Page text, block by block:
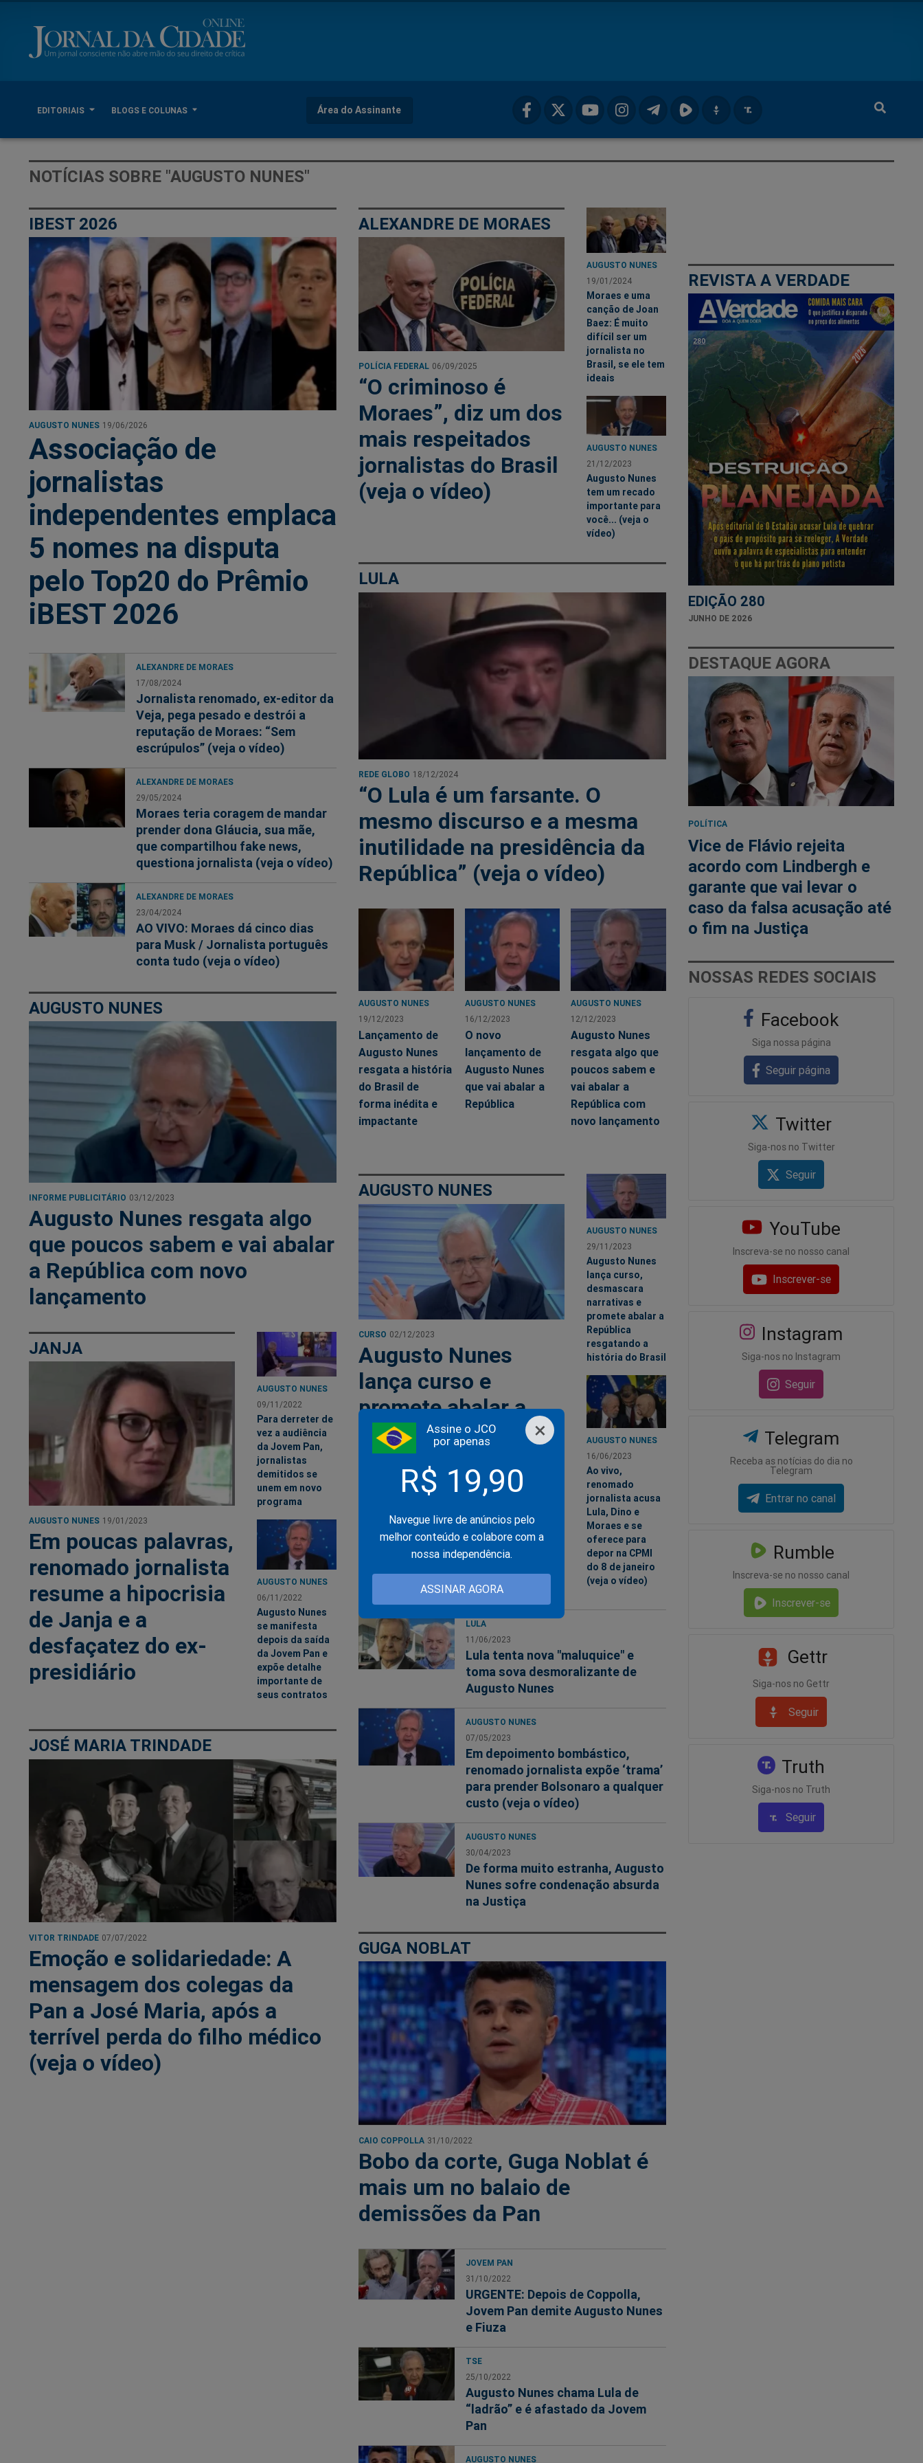
EDITORIAIS BLOGS E COLUNAS Área do Assinante
×
Assine o JCO
por apenas
R$ 19,90
Navegue livre de anúncios pelo
melhor conteúdo e colabore com a
nossa independência.
ASSINAR AGORA
NOTÍCIAS SOBRE "AUGUSTO NUNES"
IBEST 2026
AUGUSTO NUNES 19/06/2026
Associação de
jornalistas
independentes emplaca
5 nomes na disputa
pelo Top20 do Prêmio
iBEST 2026
ALEXANDRE DE MORAES
17/08/2024
Jornalista renomado, ex-editor da
Veja, pega pesado e destrói a
reputação de Moraes: “Sem
escrúpulos” (veja o vídeo)
ALEXANDRE DE MORAES
29/05/2024
Moraes teria coragem de mandar
prender dona Gláucia, sua mãe,
que compartilhou fake news,
questiona jornalista (veja o vídeo)
ALEXANDRE DE MORAES
23/04/2024
AO VIVO: Moraes dá cinco dias
para Musk / Jornalista português
conta tudo (veja o vídeo)
AUGUSTO NUNES
INFORME PUBLICITÁRIO 03/12/2023
Augusto Nunes resgata algo
que poucos sabem e vai abalar
a República com novo
lançamento
JANJA
AUGUSTO NUNES 19/01/2023
Em poucas palavras,
renomado jornalista
resume a hipocrisia
de Janja e a
desfaçatez do ex-
presidiário
AUGUSTO NUNES
09/11/2022
Para derreter de
vez a audiência
da Jovem Pan,
jornalistas
demitidos se
unem em novo
programa
AUGUSTO NUNES
06/11/2022
Augusto Nunes
se manifesta
depois da saída
da Jovem Pan e
expõe detalhe
importante de
seus contratos
JOSÉ MARIA TRINDADE
VITOR TRINDADE 07/07/2022
Emoção e solidariedade: A
mensagem dos colegas da
Pan a José Maria, após a
terrível perda do filho médico
(veja o vídeo)
ALEXANDRE DE MORAES
POLÍCIA FEDERAL 06/09/2025
“O criminoso é
Moraes”, diz um dos
mais respeitados
jornalistas do Brasil
(veja o vídeo)
AUGUSTO NUNES
19/01/2024
Moraes e uma
canção de Joan
Baez: É muito
difícil ser um
jornalista no
Brasil, se ele tem
ideais
AUGUSTO NUNES
21/12/2023
Augusto Nunes
tem um recado
importante para
você... (veja o
vídeo)
LULA
REDE GLOBO 18/12/2024
“O Lula é um farsante. O
mesmo discurso e a mesma
inutilidade na presidência da
República” (veja o vídeo)
AUGUSTO NUNES
19/12/2023
Lançamento de
Augusto Nunes
resgata a história
do Brasil de
forma inédita e
impactante
AUGUSTO NUNES
16/12/2023
O novo
lançamento de
Augusto Nunes
que vai abalar a
República
AUGUSTO NUNES
12/12/2023
Augusto Nunes
resgata algo que
poucos sabem e
vai abalar a
República com
novo lançamento
AUGUSTO NUNES
CURSO 02/12/2023
Augusto Nunes
lança curso e
promete abalar a
República
resgatando a
história do Brasil
AUGUSTO NUNES
29/11/2023
Augusto Nunes
lança curso,
desmascara
narrativas e
promete abalar a
República
resgatando a
história do Brasil
AUGUSTO NUNES
16/06/2023
Ao vivo,
renomado
jornalista acusa
Lula, Dino e
Moraes e se
oferece para
depor na CPMI
do 8 de janeiro
(veja o vídeo)
LULA
11/06/2023
Lula tenta nova "maluquice" e
toma sova desmoralizante de
Augusto Nunes
AUGUSTO NUNES
07/05/2023
Em depoimento bombástico,
renomado jornalista expõe ‘trama’
para prender Bolsonaro a qualquer
custo (veja o vídeo)
AUGUSTO NUNES
30/04/2023
De forma muito estranha, Augusto
Nunes sofre condenação absurda
na Justiça
GUGA NOBLAT
CAIO COPPOLLA 31/10/2022
Bobo da corte, Guga Noblat é
mais um no balaio de
demissões da Pan
JOVEM PAN
31/10/2022
URGENTE: Depois de Coppolla,
Jovem Pan demite Augusto Nunes
e Fiuza
TSE
25/10/2022
Augusto Nunes chama Lula de
“ladrão” e é afastado da Jovem
Pan
AUGUSTO NUNES
REVISTA A VERDADE
EDIÇÃO 280
JUNHO DE 2026
DESTAQUE AGORA
POLÍTICA
Vice de Flávio rejeita
acordo com Lindbergh e
garante que vai levar o
caso da falsa acusação até
o fim na Justiça
NOSSAS REDES SOCIAIS
Facebook
Siga nossa página
Seguir página
Twitter
Siga-nos no Twitter
Seguir
YouTube
Inscreva-se no nosso canal
Inscrever-se
Instagram
Siga-nos no Instagram
Seguir
Telegram
Receba as notícias do dia no
Telegram
Entrar no canal
Rumble
Inscreva-se no nosso canal
Inscrever-se
Gettr
Siga-nos no Gettr
Seguir
Truth
Siga-nos no Truth
Seguir